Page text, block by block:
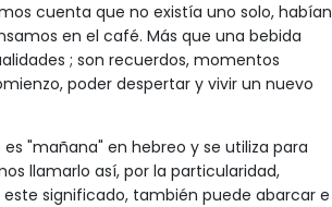
cuenta que no existía uno solo, habían
en el café. Más que una bebida
; son recuerdos, momentos
poder despertar y vivir un nuevo
"mañana" en hebreo y se utiliza para
llamarlo así, por la particularidad,
significado, también puede abarcar e